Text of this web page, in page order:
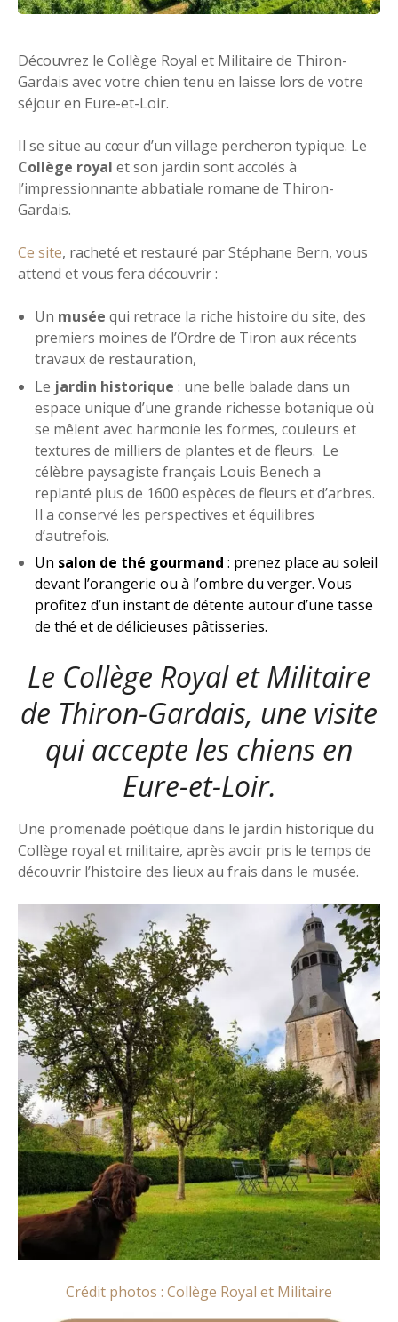
Découvrez le Collège Royal et Militaire de Thiron-
Gardais avec votre chien tenu en laisse lors de votre
séjour en Eure-et-Loir.
Il se situe au cœur d’un village percheron typique. Le
Collège royal et son jardin sont accolés à
l’impressionnante abbatiale romane de Thiron-
Gardais.
Ce site, racheté et restauré par Stéphane Bern, vous
attend et vous fera découvrir :
Un musée qui retrace la riche histoire du site, des
premiers moines de l’Ordre de Tiron aux récents
travaux de restauration,
Le jardin historique : une belle balade dans un
espace unique d’une grande richesse botanique où
se mêlent avec harmonie les formes, couleurs et
textures de milliers de plantes et de fleurs. Le
célèbre paysagiste français Louis Benech a
replanté plus de 1600 espèces de fleurs et d’arbres.
Il a conservé les perspectives et équilibres
d’autrefois.
Un salon de thé gourmand : prenez place au soleil
devant l’orangerie ou à l’ombre du verger. Vous
profitez d’un instant de détente autour d’une tasse
de thé et de délicieuses pâtisseries.
Le Collège Royal et Militaire
de Thiron-Gardais, une visite
qui accepte les chiens en
Eure-et-Loir.
Une promenade poétique dans le jardin historique du
Collège royal et militaire, après avoir pris le temps de
découvrir l’histoire des lieux au frais dans le musée.
Crédit photos : Collège Royal et Militaire